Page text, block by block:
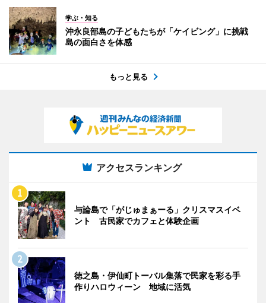
学ぶ・知る
沖永良部島の子どもたちが「ケイビング」に挑戦
島の面白さを体感
もっと見る
アクセスランキング
与論島で「がじゅまぁーる」クリスマスイベ
ント 古民家でカフェと体験企画
徳之島・伊仙町トーバル集落で民家を彩る手
作りハロウィーン 地域に活気